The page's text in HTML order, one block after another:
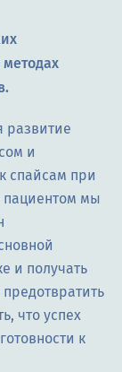
методах
развитие
и
спайсам при
пациентом мы
и получать
что успех
к